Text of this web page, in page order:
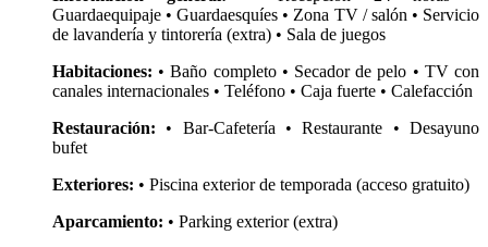
Guardaequipaje • Guardaesquíes • Zona TV / salón • Servicio
de lavandería y tintorería (extra) • Sala de juegos
Habitaciones: • Baño completo • Secador de pelo • TV con
canales internacionales • Teléfono • Caja fuerte • Calefacción
Restauración: • Bar-Cafetería • Restaurante • Desayuno
bufet
Exteriores: • Piscina exterior de temporada (acceso gratuito)
Aparcamiento: • Parking exterior (extra)